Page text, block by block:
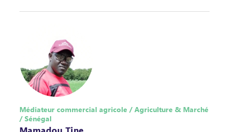
Médiateur commercial agricole / Agriculture & Marché
/ Sénégal